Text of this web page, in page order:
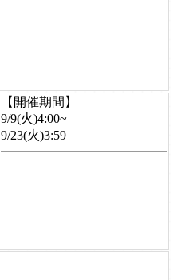
【開催期間】
9/9(火)4:00~
9/23(火)3:59